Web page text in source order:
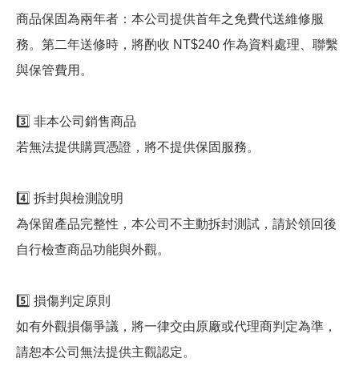
商品保固為兩年者：本公司提供首年之免費代送維修服
務。第二年送修時，將酌收 NT$240 作為資料處理、聯繫
與保管費用。
3️⃣ 非本公司銷售商品
若無法提供購買憑證，將不提供保固服務。
4️⃣ 拆封與檢測說明
為保留產品完整性，本公司不主動拆封測試，請於領回後
自行檢查商品功能與外觀。
5️⃣ 損傷判定原則
如有外觀損傷爭議，將一律交由原廠或代理商判定為準，
請恕本公司無法提供主觀認定。